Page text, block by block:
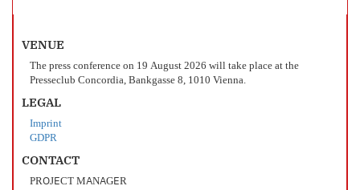
VENUE
The press conference on 19 August 2026 will take place at the
Presseclub Concordia, Bankgasse 8, 1010 Vienna.
LEGAL
Imprint
GDPR
CONTACT
PROJECT MANAGER